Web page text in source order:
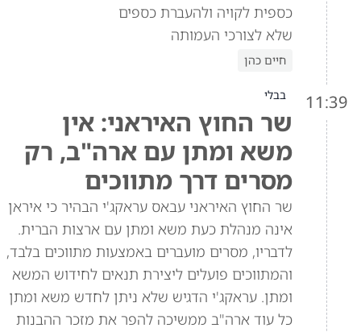
כספית לקויה ולהעברת כספים
שלא לצורכי העמותה
חיים כהן
11:39 בבלי
שר החוץ האיראני: אין
משא ומתן עם ארה"ב, רק
מסרים דרך מתווכים
שר החוץ האיראני עבאס עראקג'י הבהיר כי איראן
אינה מנהלת כעת משא ומתן עם ארצות הברית.
לדבריו, מסרים מועברים באמצעות מתווכים בלבד,
והמתווכים פועלים ליצירת תנאים לחידוש המשא
ומתן. עראקג'י הדגיש שלא ניתן לחדש משא ומתן
כל עוד ארה"ב ממשיכה להפר את מזכר ההבנות